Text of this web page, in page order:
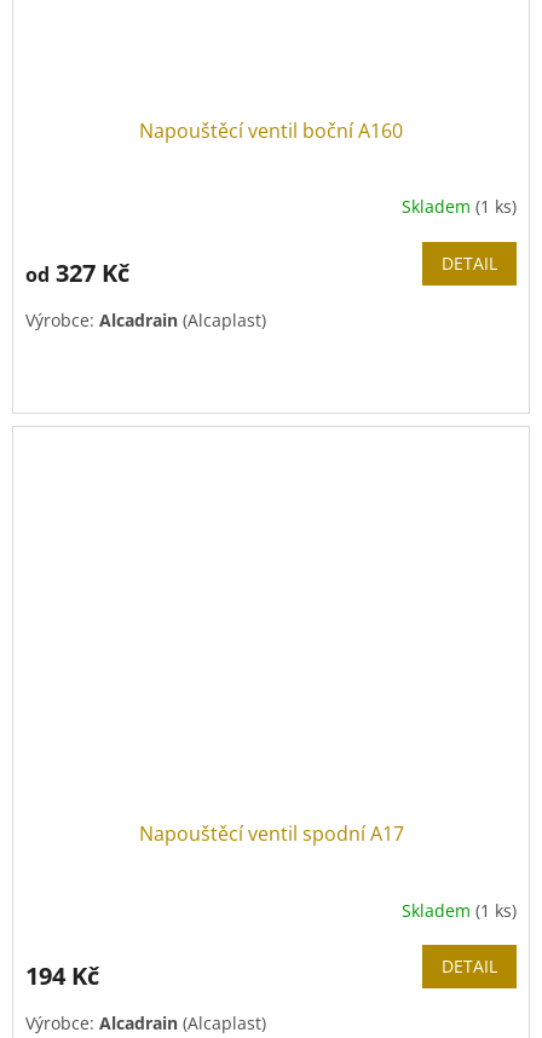
Napouštěcí ventil boční A160
Skladem (1 ks)
od 327 Kč DETAIL
Výrobce: Alcadrain (Alcaplast)
Napouštěcí ventil spodní A17
Skladem (1 ks)
194 Kč DETAIL
Výrobce: Alcadrain (Alcaplast)